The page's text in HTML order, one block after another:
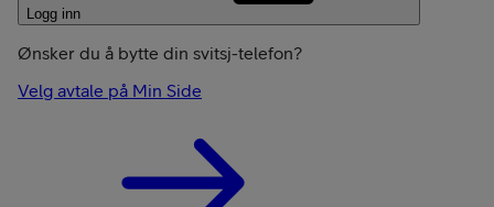
Logg inn
Ønsker du å bytte din svitsj-telefon?
Velg avtale på Min Side